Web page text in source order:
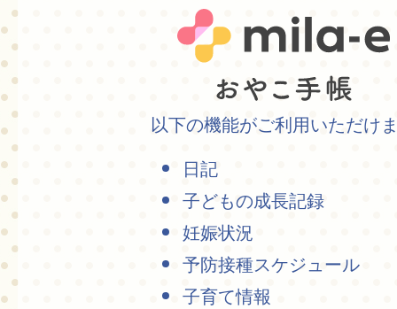
以下の機能がご利用いただけ
日記
子どもの成長記録
妊娠状況
予防接種スケジュール
子育て情報